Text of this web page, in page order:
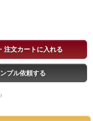
注文カートに入れる
プル依頼する